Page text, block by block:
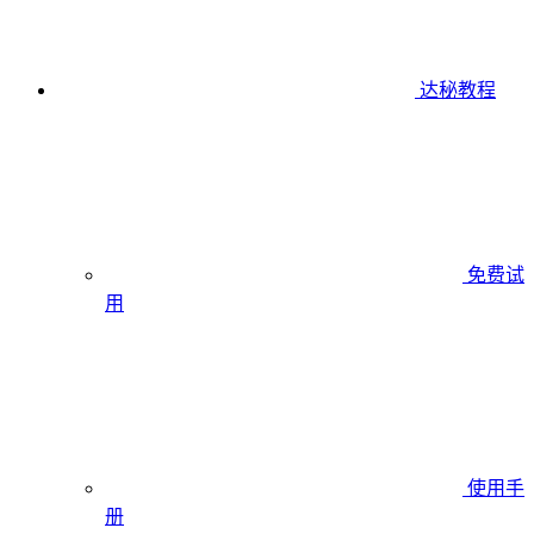
达秘教程
免费试
用
使用手
册